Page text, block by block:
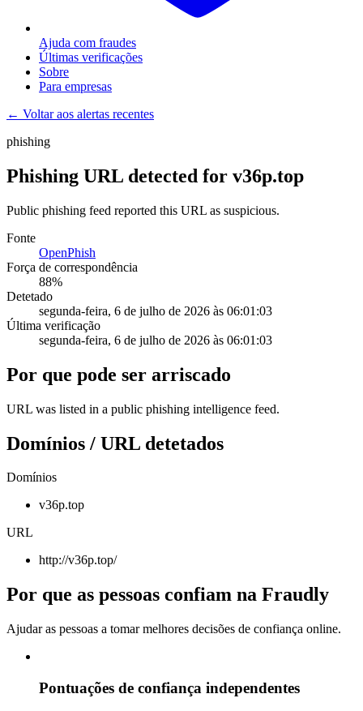
Ajuda com fraudes
Últimas verificações
Sobre
Para empresas
← Voltar aos alertas recentes
phishing
Phishing URL detected for v36p.top
Public phishing feed reported this URL as suspicious.
Fonte
OpenPhish
Força de correspondência
88%
Detetado
segunda-feira, 6 de julho de 2026 às 06:01:03
Última verificação
segunda-feira, 6 de julho de 2026 às 06:01:03
Por que pode ser arriscado
URL was listed in a public phishing intelligence feed.
Domínios / URL detetados
Domínios
v36p.top
URL
http://v36p.top/
Por que as pessoas confiam na Fraudly
Ajudar as pessoas a tomar melhores decisões de confiança online.
Pontuações de confiança independentes